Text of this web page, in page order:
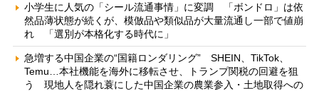
小学生に人気の「シール流通事情」に変調 「ボンドロ」は依
然品薄状態が続くが、模倣品や類似品が大量流通し一部で値崩
れ 「選別が本格化する時代に」
急増する中国企業の“国籍ロンダリング” SHEIN、TikTok、
Temu…本社機能を海外に移転させ、トランプ関税の回避を狙
う 現地人を隠れ蓑にした中国企業の農業参入・土地取得への